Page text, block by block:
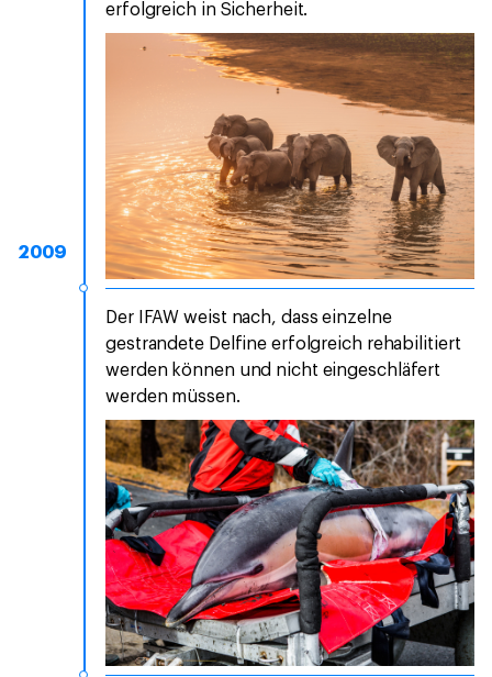
2009
erfolgreich in Sicherheit.
Der IFAW weist nach, dass einzelne
gestrandete Delfine erfolgreich rehabilitiert
werden können und nicht eingeschläfert
werden müssen.